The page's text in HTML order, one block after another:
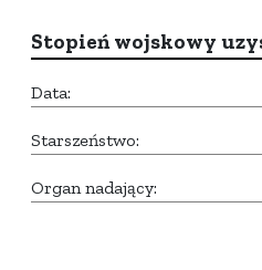
Stopień wojskowy
Data:
Starszeństwo:
Organ nadający: